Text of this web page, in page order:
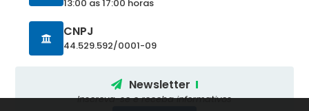
13:00 as 17:00 horas
CNPJ
44.529.592/0001-09
Newsletter
Inscreva-se e receba informativos